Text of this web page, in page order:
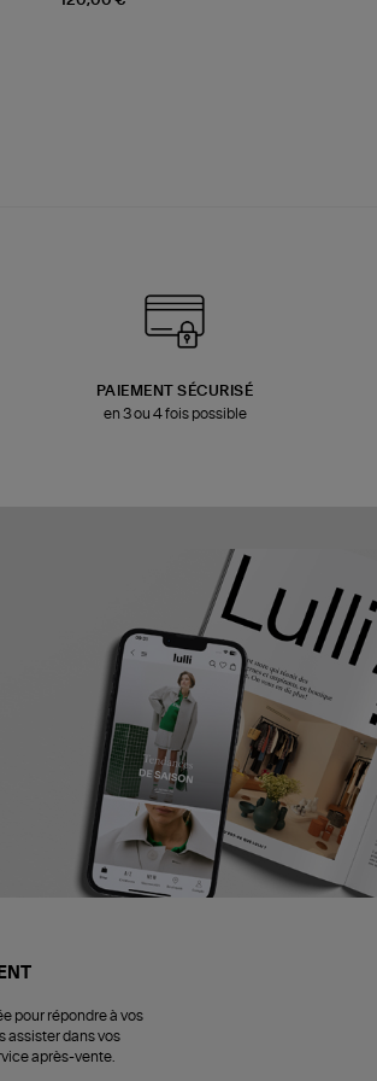
PAIEMENT SÉCURISÉ
en 3 ou 4 fois possible
pour répondre à vos
assister dans vos
après-vente.